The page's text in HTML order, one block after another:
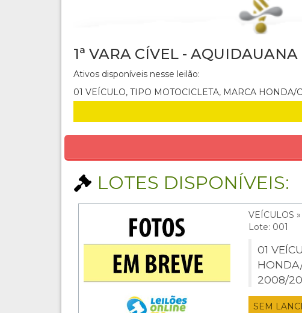
1ª VARA CÍVEL - AQUIDAUANA
Ativos disponíveis nesse leilão:
01 VEÍCULO, TIPO MOTOCICLETA, MARCA
LOTES DISPONÍVEIS:
VEÍCULOS
Lote: 001
01
2008/
SEM